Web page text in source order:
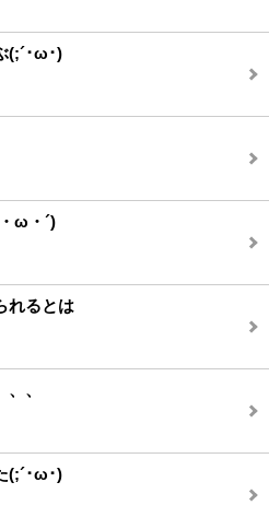
(;´･ω･)
ω・´)
れるとは
、
(;´･ω･)